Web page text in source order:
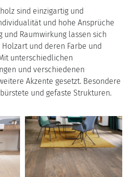
sind einzigartig und
und hohe Ansprüche
und Raumwirkung lassen sich
und deren Farbe und
unterschiedlichen
und verschiedenen
Akzente gesetzt. Besondere
und gefaste Strukturen.